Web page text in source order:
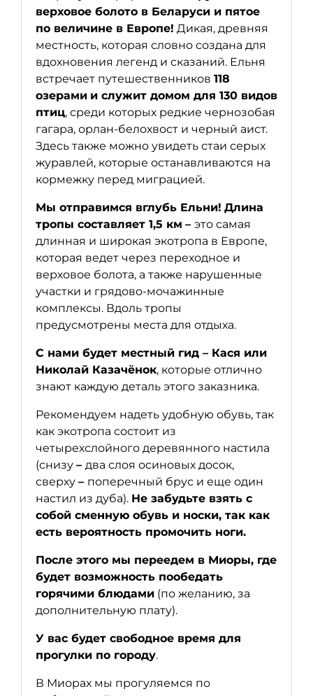
верховое болото в Беларуси и пятое
по величине в Европе! Дикая, древняя
местность, которая словно создана для
вдохновения легенд и сказаний. Ельня
встречает путешественников 118
озерами и служит домом для 130 видов
птиц, среди которых редкие чернозобая
гагара, орлан-белохвост и черный аист.
Здесь также можно увидеть стаи серых
журавлей, которые останавливаются на
кормежку перед миграцией.
Мы отправимся вглубь Ельни! Длина
тропы составляет 1,5 км – это самая
длинная и широкая экотропа в Европе,
которая ведет через переходное и
верховое болота, а также нарушенные
участки и грядово-мочажинные
комплексы. Вдоль тропы
предусмотрены места для отдыха.
С нами будет местный гид – Кася или
Николай Казачёнок, которые отлично
знают каждую деталь этого заказника.
Рекомендуем надеть удобную обувь, так
как экотропа состоит из
четырехслойного деревянного настила
(снизу – два слоя осиновых досок,
сверху – поперечный брус и еще один
настил из дуба). Не забудьте взять с
собой сменную обувь и носки, так как
есть вероятность промочить ноги.
После этого мы переедем в Миоры, где
будет возможность пообедать
горячими блюдами (по желанию, за
дополнительную плату).
У вас будет свободное время для
прогулки по городу.
В Миорах мы прогуляемся по